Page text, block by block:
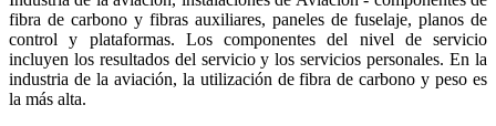
fibra de carbono y fibras auxiliares, paneles de fuselaje, planos de
control y plataformas. Los componentes del nivel de servicio
incluyen los resultados del servicio y los servicios personales. En la
industria de la aviación, la utilización de fibra de carbono y peso es
la más alta.